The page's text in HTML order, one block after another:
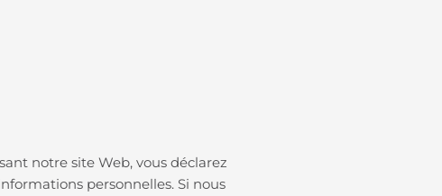
notre site Web, vous déclarez
personnelles. Si nous